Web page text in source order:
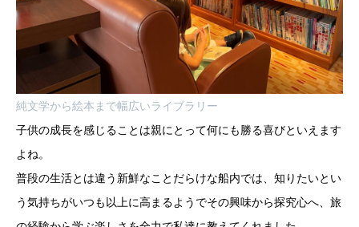
純文学から絵本まで幅広いライブラリー
子供の成長を感じることは親にとって何にも勝る喜びといえます
よね。
普段の生活とは違う新鮮なことだらけな船内では、知りたいとい
う気持ちがいつも以上に高まるようでその興味から探究心へ、旅